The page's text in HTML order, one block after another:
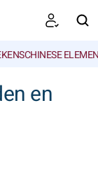
CHINESE
en